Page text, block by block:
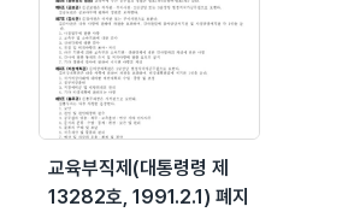
교육부직제(대통령령 제
13282호, 1991.2.1) 폐지